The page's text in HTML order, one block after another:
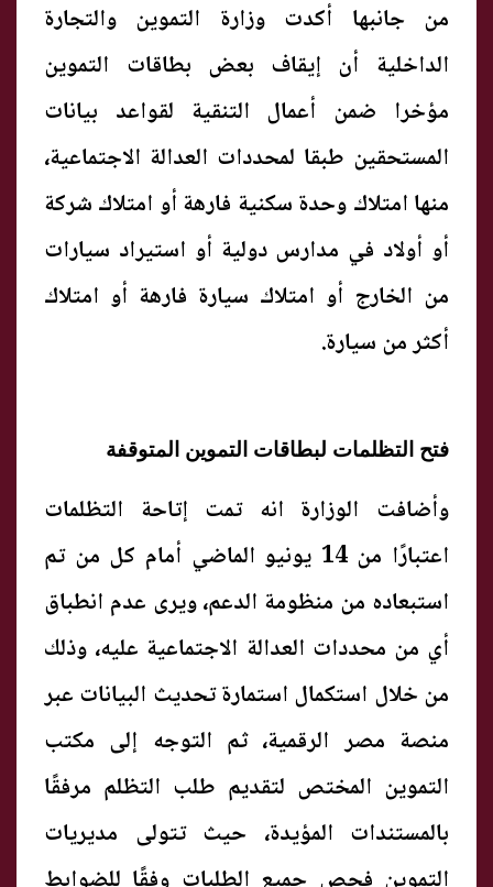
من جانبها أكدت وزارة التموين والتجارة
الداخلية أن إيقاف بعض بطاقات التموين
مؤخرا ضمن أعمال التنقية لقواعد بيانات
المستحقين طبقا لمحددات العدالة الاجتماعية،
منها امتلاك وحدة سكنية فارهة أو امتلاك شركة
أو أولاد في مدارس دولية أو استيراد سيارات
من الخارج أو امتلاك سيارة فارهة أو امتلاك
أكثر من سيارة.
فتح التظلمات لبطاقات التموين المتوقفة
وأضافت الوزارة انه تمت إتاحة التظلمات
اعتبارًا من 14 يونيو الماضي أمام كل من تم
استبعاده من منظومة الدعم، ويرى عدم انطباق
أي من محددات العدالة الاجتماعية عليه، وذلك
من خلال استكمال استمارة تحديث البيانات عبر
منصة مصر الرقمية، ثم التوجه إلى مكتب
التموين المختص لتقديم طلب التظلم مرفقًا
بالمستندات المؤيدة، حيث تتولى مديريات